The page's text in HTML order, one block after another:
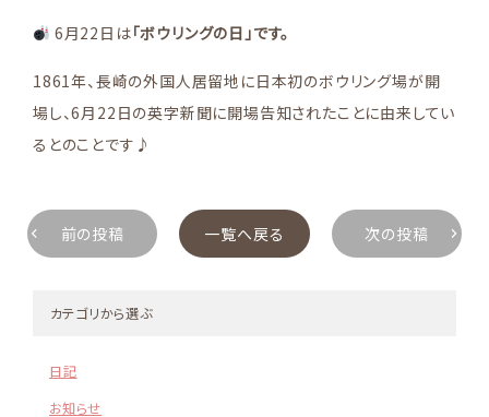
6月22日は「ボウリングの日」です。
1861年、長崎の外国人居留地に日本初のボウリング場が開
場し、6月22日の英字新聞に開場告知されたことに由来してい
るとのことです♪
前の投稿 一覧へ戻る 次の投稿
カテゴリから選ぶ
日記
お知らせ